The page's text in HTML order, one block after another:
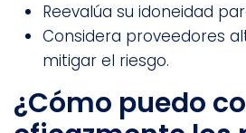
Reevalúa su idoneidad
Considera proveedores
mitigar el riesgo.
¿Cómo puedo